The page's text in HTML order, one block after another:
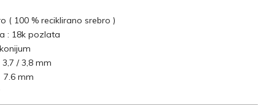
( 100 % reciklirano srebro )
: 18k pozlata
/ 3,8 mm
7.6 mm